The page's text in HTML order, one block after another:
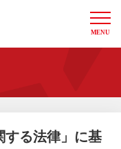
イズ
MENU
する法律」に基